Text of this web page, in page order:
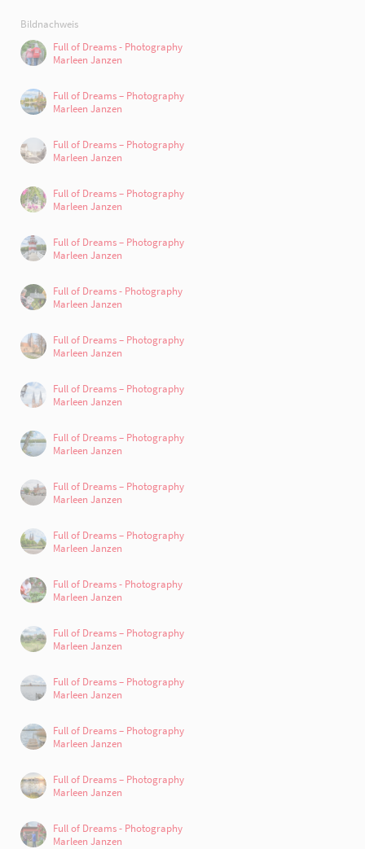
Bildnachweis
Full of Dreams - Photography
Marleen Janzen
Full of Dreams – Photography
Marleen Janzen
Full of Dreams – Photography
Marleen Janzen
Full of Dreams – Photography
Marleen Janzen
Full of Dreams – Photography
Marleen Janzen
Full of Dreams - Photography
Marleen Janzen
Full of Dreams – Photography
Marleen Janzen
Full of Dreams – Photography
Marleen Janzen
Full of Dreams – Photography
Marleen Janzen
Full of Dreams – Photography
Marleen Janzen
Full of Dreams – Photography
Marleen Janzen
Full of Dreams - Photography
Marleen Janzen
Full of Dreams – Photography
Marleen Janzen
Full of Dreams – Photography
Marleen Janzen
Full of Dreams – Photography
Marleen Janzen
Full of Dreams – Photography
Marleen Janzen
Full of Dreams - Photography
Marleen Janzen